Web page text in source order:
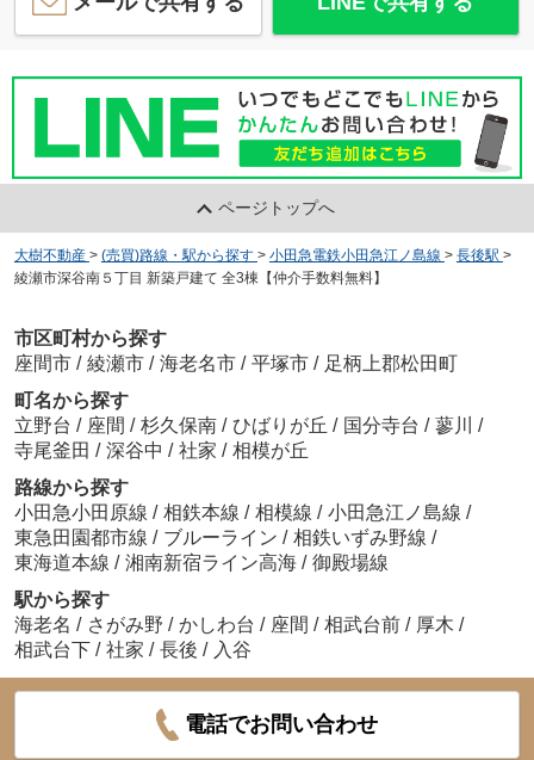
ページトップへ
大樹不動産 > (売買)路線・駅から探す > 小田急電鉄小田急江ノ島線 > 長後駅 >
綾瀬市深谷南５丁目 新築戸建て 全3棟【仲介手数料無料】
市区町村から探す
座間市 / 綾瀬市 / 海老名市 / 平塚市 / 足柄上郡松田町
町名から探す
立野台 / 座間 / 杉久保南 / ひばりが丘 / 国分寺台 / 蓼川 /
寺尾釜田 / 深谷中 / 社家 / 相模が丘
路線から探す
小田急小田原線 / 相鉄本線 / 相模線 / 小田急江ノ島線 /
東急田園都市線 / ブルーライン / 相鉄いずみ野線 /
東海道本線 / 湘南新宿ライン高海 / 御殿場線
駅から探す
海老名 / さがみ野 / かしわ台 / 座間 / 相武台前 / 厚木 /
相武台下 / 社家 / 長後 / 入谷
電話でお問い合わせ